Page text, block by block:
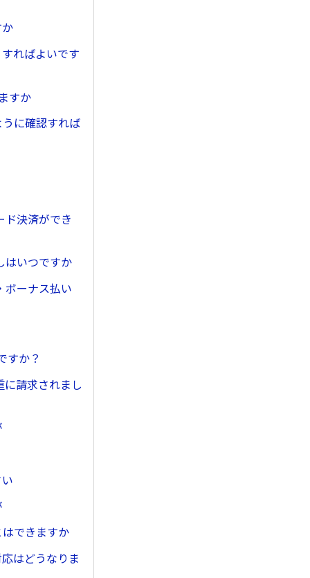
ればよいです
すか
に確認すれば
決済ができ
はいつですか
ボーナス払い
すか？
請求されまし
できますか
はどうなりま